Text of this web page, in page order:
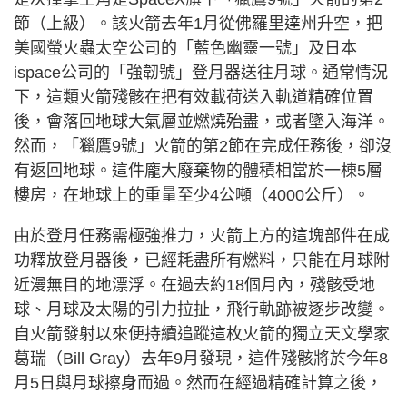
節（上級）。該火箭去年1月從佛羅里達州升空，把
美國螢火蟲太空公司的「藍色幽靈一號」及日本
ispace公司的「強韌號」登月器送往月球。通常情況
下，這類火箭殘骸在把有效載荷送入軌道精確位置
後，會落回地球大氣層並燃燒殆盡，或者墜入海洋。
然而，「獵鷹9號」火箭的第2節在完成任務後，卻沒
有返回地球。這件龐大廢棄物的體積相當於一棟5層
樓房，在地球上的重量至少4公噸（4000公斤）。
由於登月任務需極強推力，火箭上方的這塊部件在成
功釋放登月器後，已經耗盡所有燃料，只能在月球附
近漫無目的地漂浮。在過去約18個月內，殘骸受地
球、月球及太陽的引力拉扯，飛行軌跡被逐步改變。
自火箭發射以來便持續追蹤這枚火箭的獨立天文學家
葛瑞（Bill Gray）去年9月發現，這件殘骸將於今年8
月5日與月球擦身而過。然而在經過精確計算之後，